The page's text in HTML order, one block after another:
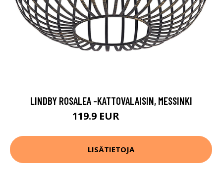
LINDBY ROSALEA -KATTOVALAISIN, MESSINKI
119.9 EUR
LISÄTIETOJA